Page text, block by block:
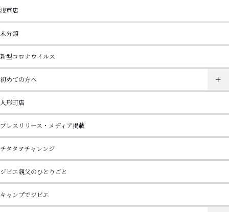
浅草店
未分類
新型コロナウイルス
初めての方へ
人形町店
プレスリリース・メディア掲載
チタタㇷ゚チャレンジ
ジビエ親父のひとりごと
キャンプでジビエ